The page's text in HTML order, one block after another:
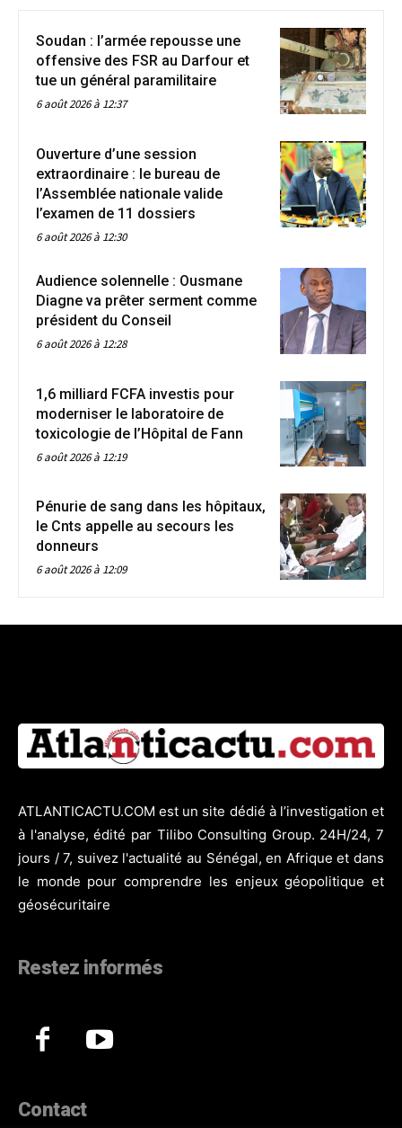
Soudan : l’armée repousse une
offensive des FSR au Darfour et
tue un général paramilitaire
6 août 2026 à 12:37
Ouverture d’une session
extraordinaire : le bureau de
l’Assemblée nationale valide
l’examen de 11 dossiers
6 août 2026 à 12:30
Audience solennelle : Ousmane
Diagne va prêter serment comme
président du Conseil
6 août 2026 à 12:28
1,6 milliard FCFA investis pour
moderniser le laboratoire de
toxicologie de l’Hôpital de Fann
6 août 2026 à 12:19
Pénurie de sang dans les hôpitaux,
le Cnts appelle au secours les
donneurs
6 août 2026 à 12:09
ATLANTICACTU.COM est un site dédié à l’investigation et
à l'analyse, édité par Tilibo Consulting Group. 24H/24, 7
jours / 7, suivez l'actualité au Sénégal, en Afrique et dans
le monde pour comprendre les enjeux géopolitique et
géosécuritaire
Restez informés
Contact